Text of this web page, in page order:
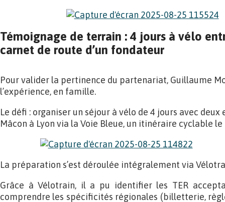
Témoignage de terrain : 4 jours à vélo
carnet de route d’un fondateur
Pour valider la pertinence du partenariat, Guillaume
l’expérience, en famille.
Le défi : organiser un séjour à vélo de 4 jours avec
Mâcon à Lyon via la Voie Bleue, un itinéraire cyclable le
La préparation s’est déroulée intégralement via
Grâce à Vélotrain, il a pu identifier les TER
comprendre les spécificités régionales (billetterie,